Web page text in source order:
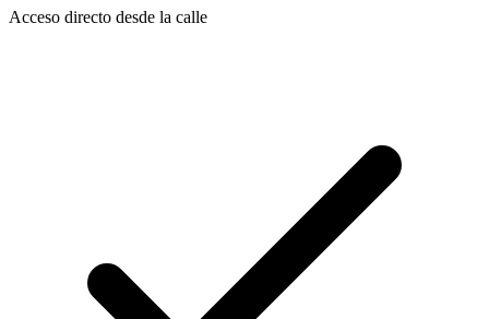
Acceso directo desde la calle